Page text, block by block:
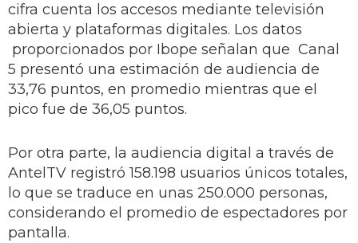
cifra cuenta los accesos mediante televisión
abierta y plataformas digitales. Los datos
proporcionados por Ibope señalan que Canal
5 presentó una estimación de audiencia de
33,76 puntos, en promedio mientras que el
pico fue de 36,05 puntos.
Por otra parte, la audiencia digital a través de
AntelTV registró 158.198 usuarios únicos totales,
lo que se traduce en unas 250.000 personas,
considerando el promedio de espectadores por
pantalla.